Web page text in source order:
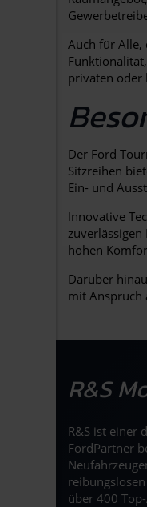
Auch für Alle,
privaten oder
Der Ford
Sitzreihen
Ein- und
Innovative
hohen
Darüber
mit Anspruch
R&S
R&S ist einer
FordPartner
über 400